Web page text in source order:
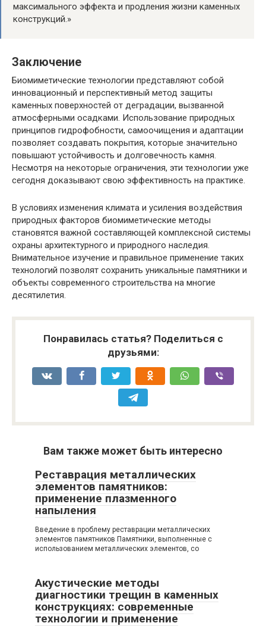
максимального эффекта и продления жизни каменных
конструкций.»
Заключение
Биомиметические технологии представляют собой
инновационный и перспективный метод защиты
каменных поверхностей от деградации, вызванной
атмосферными осадками. Использование природных
принципов гидрофобности, самоочищения и адаптации
позволяет создавать покрытия, которые значительно
повышают устойчивость и долговечность камня.
Несмотря на некоторые ограничения, эти технологии уже
сегодня доказывают свою эффективность на практике.
В условиях изменения климата и усиления воздействия
природных факторов биомиметические методы
становятся важной составляющей комплексной системы
охраны архитектурного и природного наследия.
Внимательное изучение и правильное применение таких
технологий позволят сохранить уникальные памятники и
объекты современного строительства на многие
десятилетия.
Понравилась статья? Поделиться с
друзьями:
Вам также может быть интересно
Реставрация металлических
элементов памятников:
применение плазменного
напыления
Введение в проблему реставрации металлических
элементов памятников Памятники, выполненные с
использованием металлических элементов, со
Акустические методы
диагностики трещин в каменных
конструкциях: современные
технологии и применение